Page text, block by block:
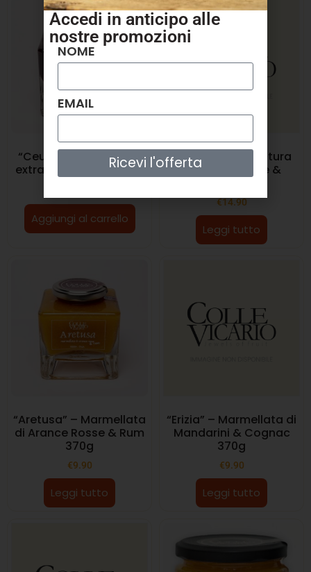
In offerta!
“Ceusa” – Confettura
extra di Gelsi Neri 370g
Aggiungi al carrello
“Cirasa”- Confettura
extra di Ciliegie &
€14.90
Leggi tutto
“Aretusa” – Marmellata
di Arance Rosse & Rum
370g
€9.90
Leggi tutto
“Erizia” – Marmellata di
Mandarini & Cognac
370g
€9.90
Leggi tutto
Accedi in anticipo alle
nostre promozioni
NOME
EMAIL
Ricevi l'offerta